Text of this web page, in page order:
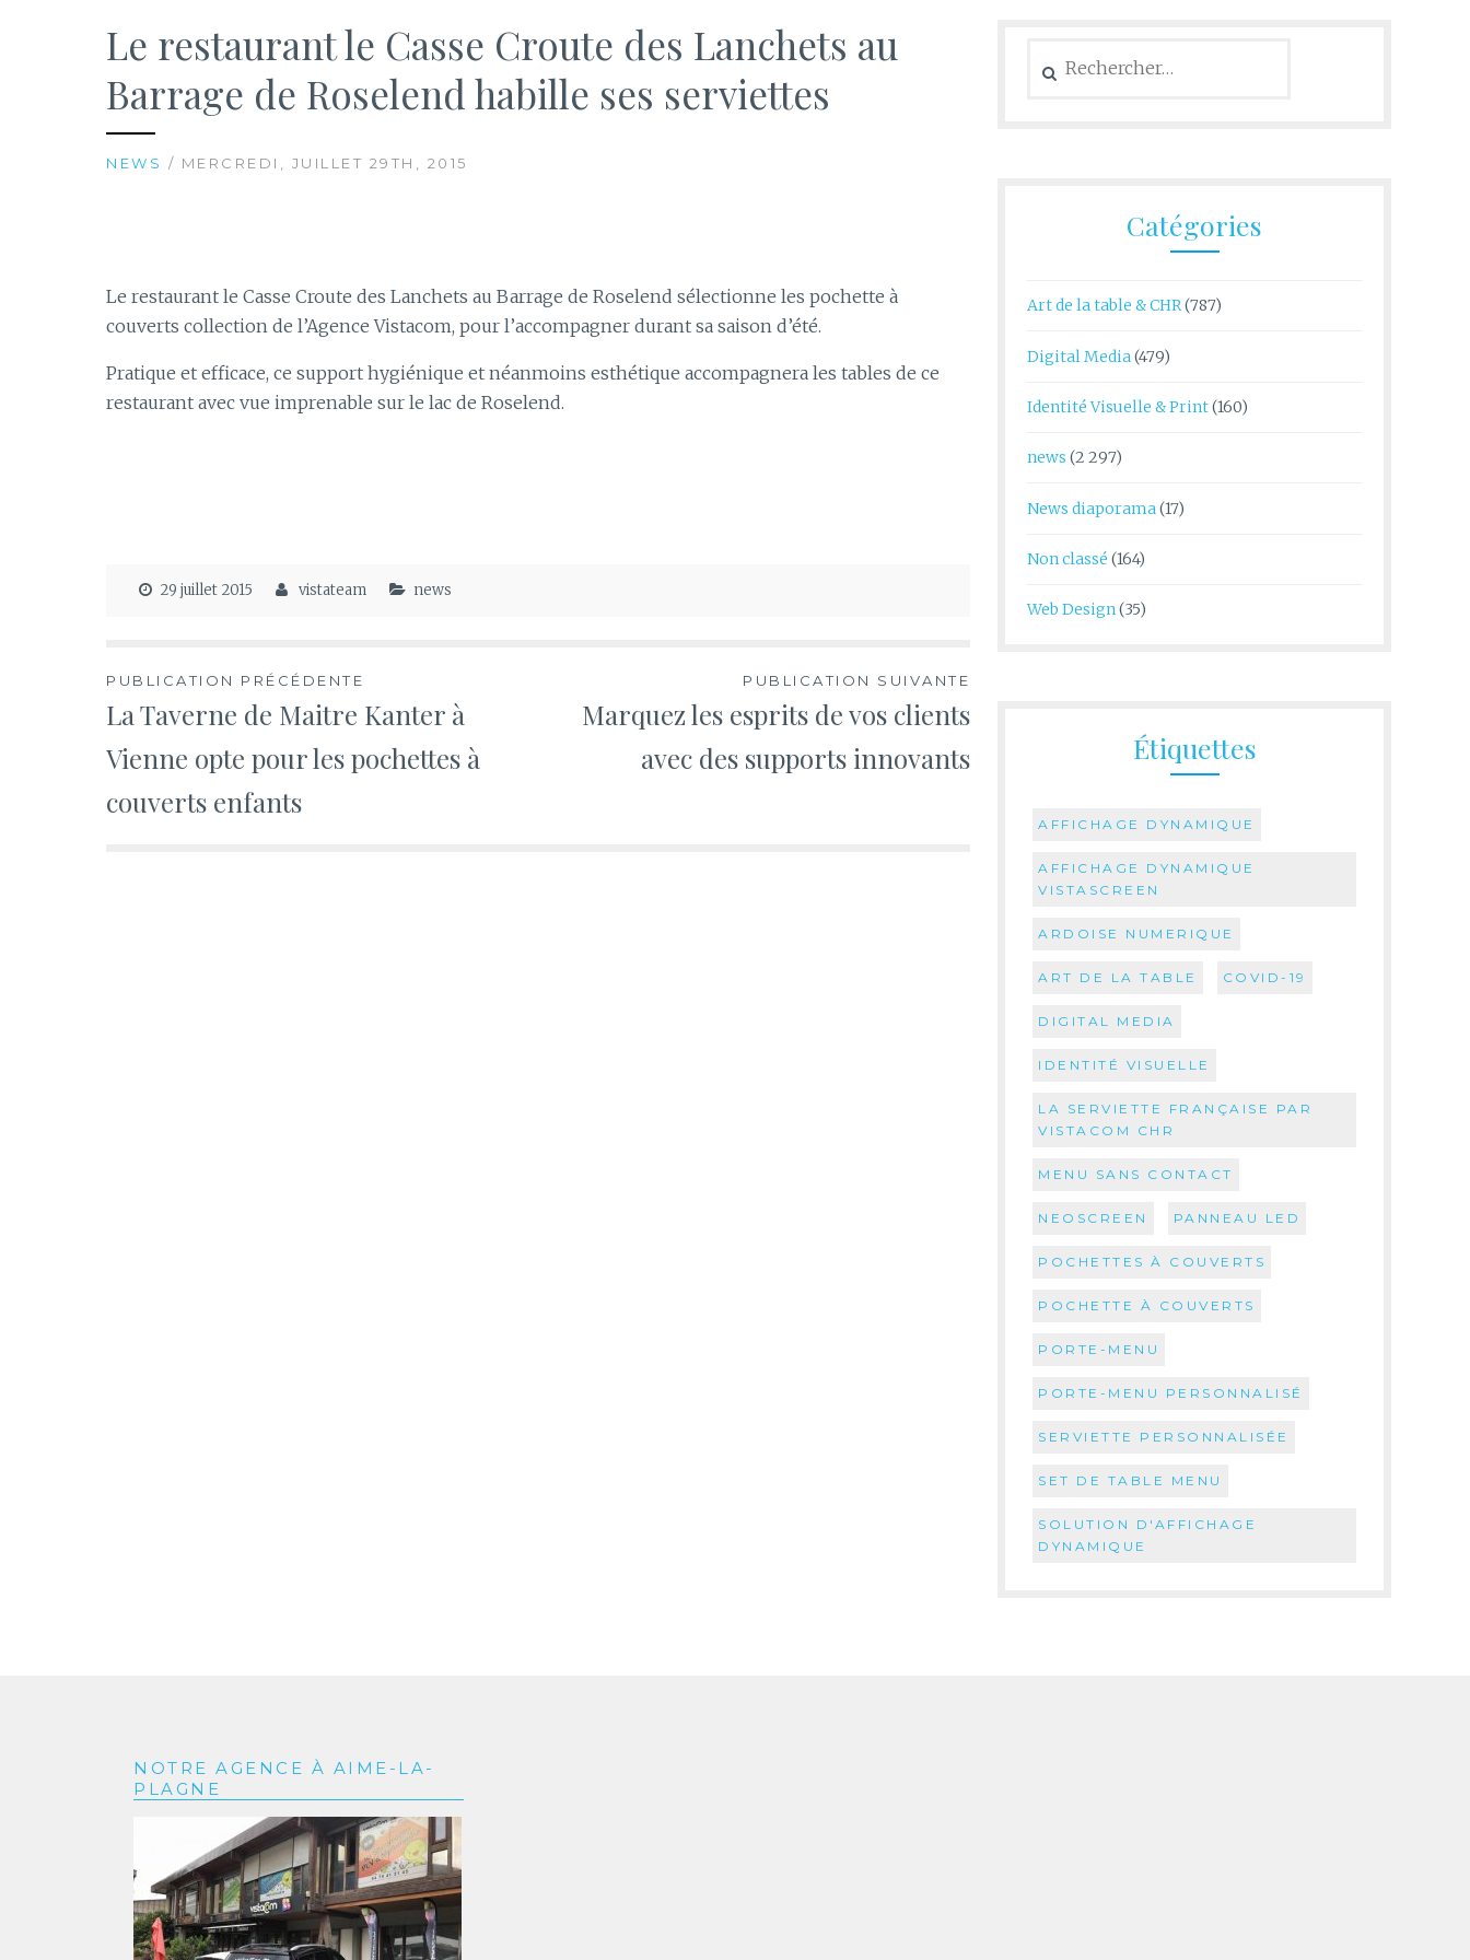
Le restaurant le Casse Croute des Lanchets au
Barrage de Roselend habille ses serviettes
NEWS / MERCREDI, JUILLET 29TH, 2015
Le restaurant le Casse Croute des Lanchets au Barrage de Roselend sélectionne les pochette à
couverts collection de l’Agence Vistacom, pour l’accompagner durant sa saison d’été.
Pratique et efficace, ce support hygiénique et néanmoins esthétique accompagnera les tables de ce
restaurant avec vue imprenable sur le lac de Roselend.
29 juillet 2015 vistateam news
Navigation
de
l’article
PUBLICATION PRÉCÉDENTE
La Taverne de Maitre Kanter à
Vienne opte pour les pochettes à
couverts enfants
PUBLICATION SUIVANTE
Marquez les esprits de vos clients
avec des supports innovants
Catégories
Art de la table & CHR(787)
Digital Media (479)
Identité Visuelle & Print(160)
news (2 297)
News diaporama(17)
Non classé (164)
Web Design(35)
Étiquettes
AFFICHAGE DYNAMIQUE
AFFICHAGE DYNAMIQUE
VISTASCREEN
ARDOISE NUMERIQUE
ART DE LA TABLE COVID-19
DIGITAL MEDIA
IDENTITÉ VISUELLE
LA SERVIETTE FRANÇAISE PAR
VISTACOM CHR
MENU SANS CONTACT
NEOSCREEN PANNEAU LED
POCHETTES À COUVERTS
POCHETTE À COUVERTS
PORTE-MENU
PORTE-MENU PERSONNALISÉ
SERVIETTE PERSONNALISÉE
SET DE TABLE MENU
SOLUTION D'AFFICHAGE
DYNAMIQUE
NOTRE AGENCE À AIME-LA-
PLAGNE